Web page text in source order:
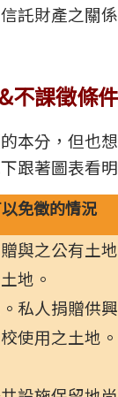
託財產之關係
不課徵條件
本分，但也
跟著圖表看
免徵的情況
與之公有土地
地。
私人捐贈供
使用之土地。